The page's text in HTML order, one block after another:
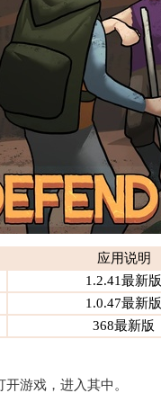
应用说明
1.2.41最新版
1.0.47最新版
368最新版
游戏，进入其中。